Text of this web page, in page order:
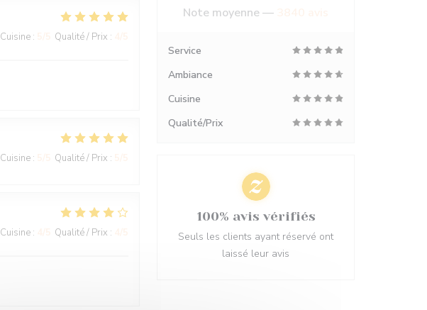
Cuisine : Qualité / Prix :
Cuisine : Qualité / Prix :
Cuisine : Qualité / Prix :
Note moyenne —
Service
Ambiance
Cuisine
Qualité/Prix
100% avis vérifiés
Seuls les clients ayant réservé ont
laissé leur avis